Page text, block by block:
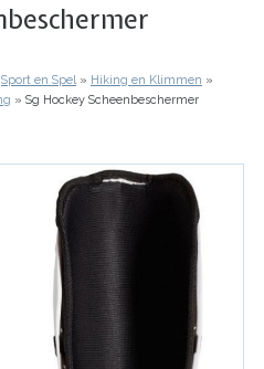
Sport en Spel
Hiking en Klimmen
Sg Hockey Scheenbeschermer